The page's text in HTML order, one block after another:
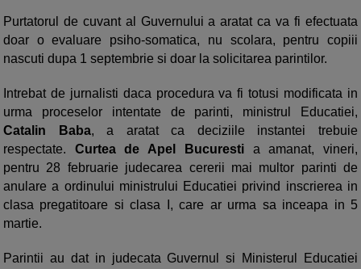
Purtatorul de cuvant al Guvernului a aratat ca va fi efectuata
doar o evaluare psiho-somatica, nu scolara, pentru copiii
nascuti dupa 1 septembrie si doar la solicitarea parintilor.
Intrebat de jurnalisti daca procedura va fi totusi modificata in
urma proceselor intentate de parinti, ministrul Educatiei,
Catalin Baba, a aratat ca deciziile instantei trebuie
respectate. Curtea de Apel Bucuresti a amanat, vineri,
pentru 28 februarie judecarea cererii mai multor parinti de
anulare a ordinului ministrului Educatiei privind inscrierea in
clasa pregatitoare si clasa I, care ar urma sa inceapa in 5
martie.
Parintii au dat in judecata Guvernul si Ministerul Educatiei